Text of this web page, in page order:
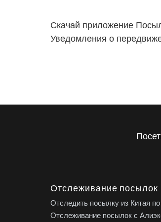
Скачай приложение
Уведомления о
Отслеживание посылок
Отследить посылку из Китая
Отслеживание посылок с